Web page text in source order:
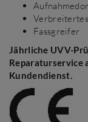
Fassgreifer
Jährliche UVV-
Reparaturservice
Kundendienst.